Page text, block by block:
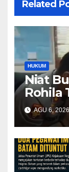
Related
HUKUM
Niat
Rohila
AGU 6, 2026